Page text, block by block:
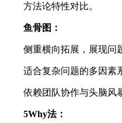
方法论特性对比。
鱼骨图：
侧重横向拓展，展现问
适合复杂问题的多因素
依赖团队协作与头脑风
5Why法：